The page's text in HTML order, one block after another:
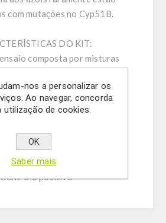
com mutações no Cyp51B.
DO KIT:
composta por misturas
indireto e sondas.
de ressuspensão
livre de DNase/RNase
Mistura de controlo interno do
ensaio
de mastermix
positivo
nos a personalizar os
Ao navegar, concorda
utilização de cookies.
OK
Saber mais